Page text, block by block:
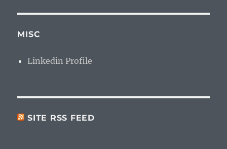
MISC
Linkedin Profile
SITE RSS FEED